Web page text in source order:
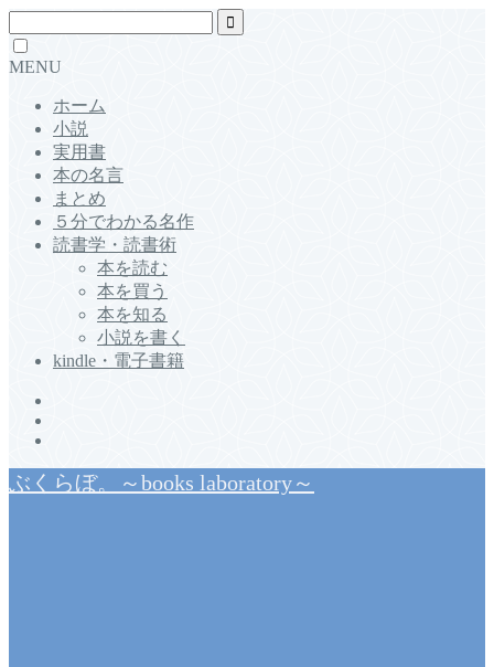
MENU
ホーム
小説
実用書
本の名言
まとめ
５分でわかる名作
読書学・読書術
本を読む
本を買う
本を知る
小説を書く
kindle・電子書籍
ぶくらぼ。～books laboratory～